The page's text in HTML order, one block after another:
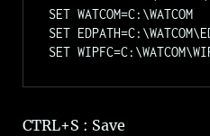
SET WATCOM=C:\WATCOM
SET
CTRL+S : Save